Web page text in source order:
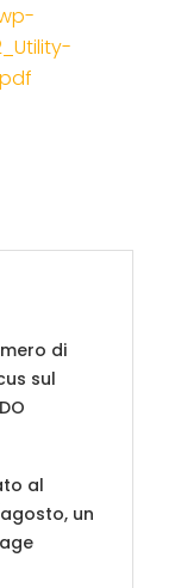
di
sul
al
un